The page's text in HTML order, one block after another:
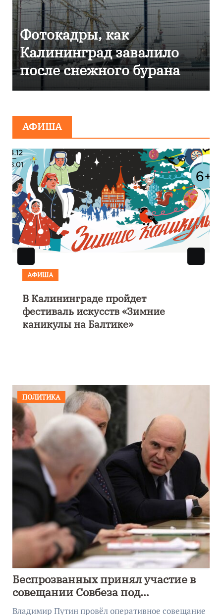
Фоторепортаж как в
Калининграде
эвакуировали ТЦ из-за
сообщения о
АФИША
АФИША
В Калининграде пройдет
фестиваль искусств «Зимние
каникулы на Балтике»
ПОЛИТИКА
Беспрозванных принял участие в
совещании Совбеза под
руководством Путина
Владимир Путин провёл оперативное совещание